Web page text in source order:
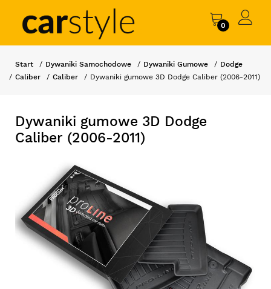
0
Start Dywaniki Samochodowe Dywaniki Gumowe
Dodge
Caliber
Caliber Dywaniki gumowe 3D Dodge Caliber (2006-2011)
Dywaniki gumowe 3D Dodge
Caliber (2006-2011)